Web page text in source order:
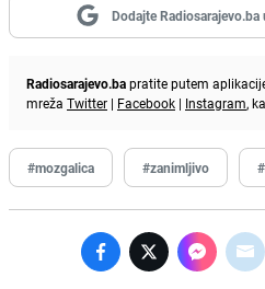
Dodajte
Radiosarajevo.bapratite putem
mreža Twitter | Facebook | Instagram,
#mozgalica #zanimljivo